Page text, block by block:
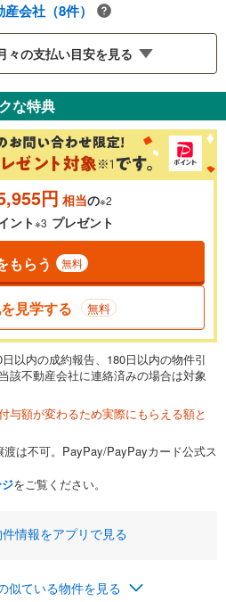
会社（8件）
々の支払い目安を見る
％
り入れ可能です。多くの金融機関
を条件としています。
万円
6,497万円
けられる金額を入力してくださ
2割までが目安です。
万円
入力してください。
な特典
円 相当の※2
ント※3 プレゼント
もらう 無料
見学する 無料
以内の成約報告、180日以内の物件引
該不動産会社に連絡済みの場合は対象
与額が変わるため実際にもらえる額と
は不可。PayPay/PayPayカード公式ス
をご覧ください。
情報をアプリで見る
似ている物件を見る